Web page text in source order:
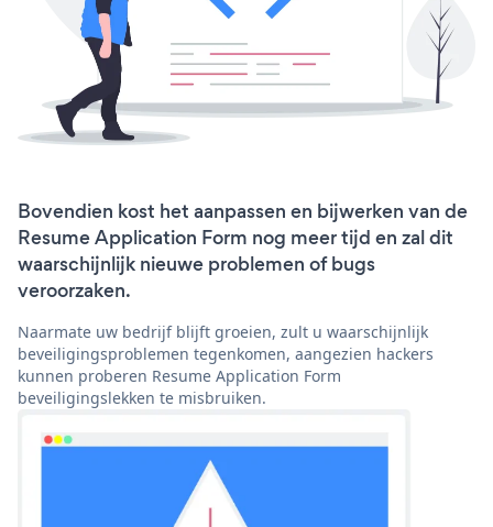
Bovendien kost het aanpassen en bijwerken van de
Resume Application Form nog meer tijd en zal dit
waarschijnlijk nieuwe problemen of bugs
veroorzaken.
Naarmate uw bedrijf blijft groeien, zult u waarschijnlijk
beveiligingsproblemen tegenkomen, aangezien hackers
kunnen proberen Resume Application Form
beveiligingslekken te misbruiken.